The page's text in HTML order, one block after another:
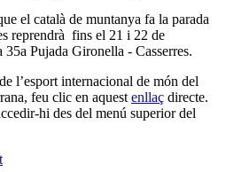
el català de muntanya fa la parada
reprendrà fins el 21 i 22 de
35a Pujada Gironella - Casserres.
l’esport internacional de món del
feu clic en aquest enllaç directe.
hi des del menú superior del